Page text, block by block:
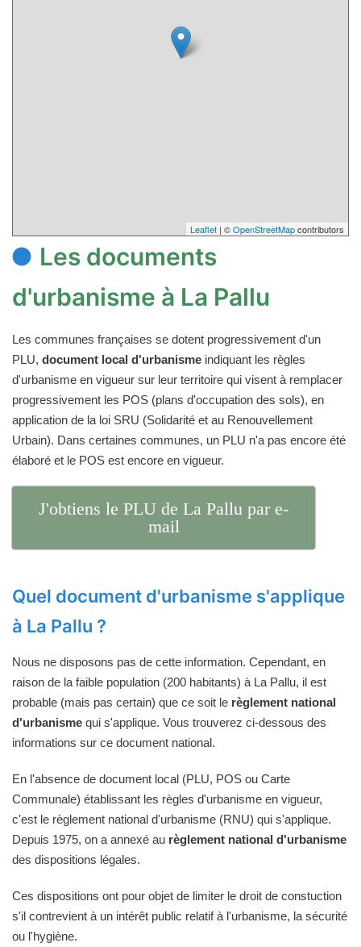
Leaflet | ©OpenStreetMapcontributors
Les documents
d'urbanisme à La Pallu
Les communes françaises se dotent progressivement d'un
PLU, document local d'urbanisme indiquant les règles
d'urbanisme en vigueur sur leur territoire qui visent à remplacer
progressivement les POS (plans d'occupation des sols), en
application de la loi SRU (Solidarité et au Renouvellement
Urbain). Dans certaines communes, un PLU n'a pas encore été
élaboré et le POS est encore en vigueur.
J'obtiens le PLU de La Pallu par e-
mail
Quel document d'urbanisme s'applique
à La Pallu ?
Nous ne disposons pas de cette information. Cependant, en
raison de la faible population (200 habitants) à La Pallu, il est
probable (mais pas certain) que ce soit le règlement national
d'urbanisme qui s'applique. Vous trouverez ci-dessous des
informations sur ce document national.
En l'absence de document local (PLU, POS ou Carte
Communale) établissant les règles d'urbanisme en vigueur,
c'est le règlement national d'urbanisme (RNU) qui s'applique.
Depuis 1975, on a annexé au règlement national d'urbanisme
des dispositions légales.
Ces dispositions ont pour objet de limiter le droit de constuction
s'il contrevient à un intérêt public relatif à l'urbanisme, la sécurité
ou l'hygiène.